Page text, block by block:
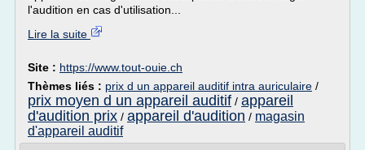
l'audition en cas d'utilisation...
Lire la suite
Site : https://www.tout-ouie.ch
Thèmes liés : prix d un appareil auditif intra auriculaire /
prix moyen d un appareil auditif / appareil
d'audition prix / appareil d'audition / magasin
d'appareil auditif